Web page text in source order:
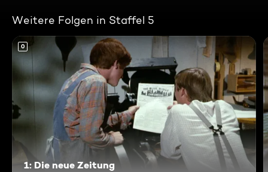
Weitere Folgen in Staffel 5
0
1: Die neue Zeitung